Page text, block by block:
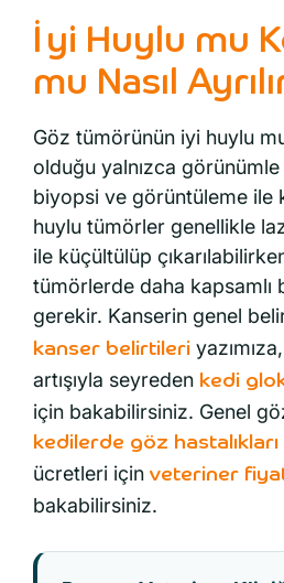
İyi Huylu mu
mu Nasıl
Göz tümörünün iyi huylu
olduğu yalnızca görünümle
biyopsi ve görüntüleme ile
huylu tümörler genellikle
ile küçültülüp
tümörlerde daha kapsamlı
gerekir. Kanserin genel
kanser belirtileri
artışıyla seyreden kedi
için bakabilirsiniz. Genel
kedilerde göz hastalıkları
ücretleri için veteriner
bakabilirsiniz.